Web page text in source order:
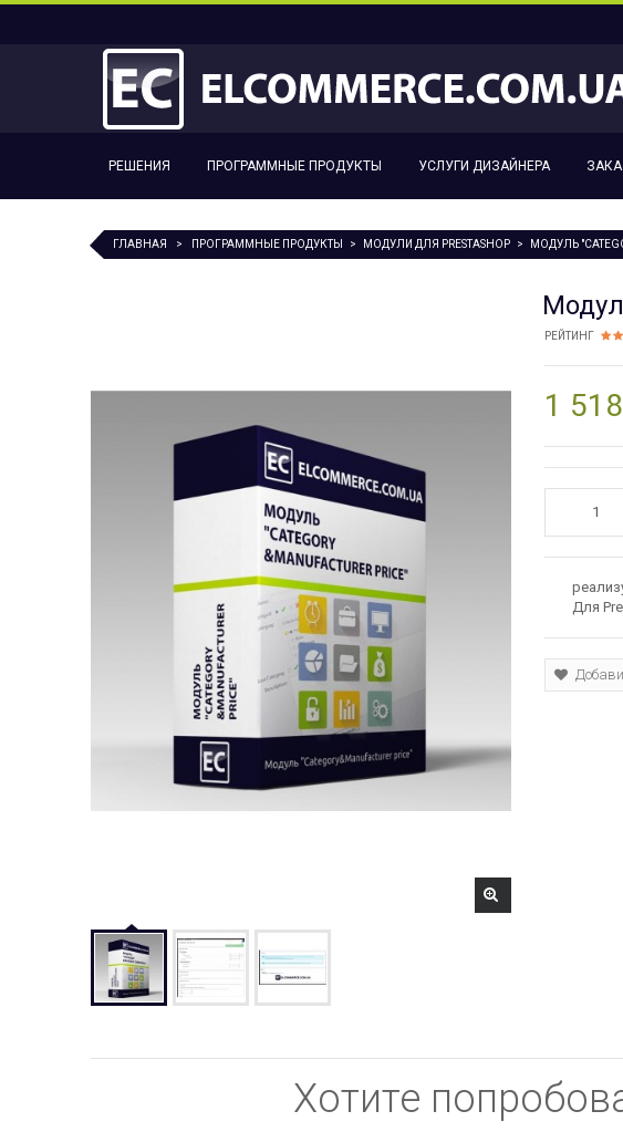
РЕШЕНИЯ ПРОГРАММНЫЕ ПРОДУКТЫ УСЛУГИ ДИЗАЙНЕРА
ГЛАВНАЯ > ПРОГРАММНЫЕ ПРОДУКТЫ > МОДУЛИ ДЛЯ PRESTASHOP > МОДУЛЬ
РЕЙТИНГ
1
Для
Хотите